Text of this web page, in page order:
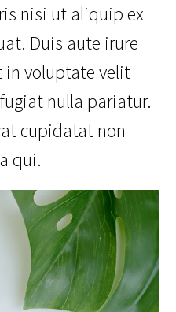
nisi ut aliquip ex
Duis aute irure
in voluptate velit
nulla pariatur.
cupidatat non
qui.